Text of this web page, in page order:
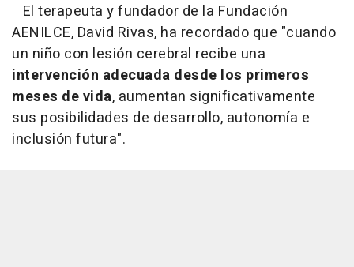
El terapeuta y fundador de la Fundación
AENILCE, David Rivas, ha recordado que "cuando
un niño con lesión cerebral recibe una
intervención adecuada desde los primeros
meses de vida, aumentan significativamente
sus posibilidades de desarrollo, autonomía e
inclusión futura".